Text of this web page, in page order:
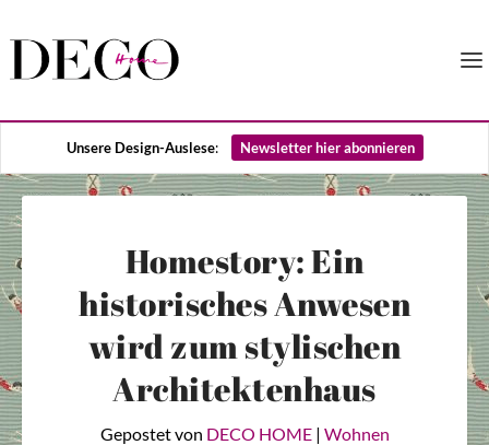
Unsere Design-Auslese: Newsletter hier abonnieren
Homestory: Ein
historisches Anwesen
wird zum stylischen
Architektenhaus
Gepostet von DECO HOME| Wohnen